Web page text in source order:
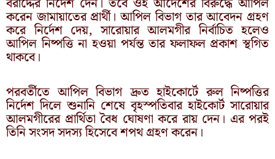
করেন জামায়াতের প্রার্থী। আপিল বিভাগ তার আবেদন গ্রহণ
করে নির্দেশ দেয়, সারোয়ার আলমগীর নির্বাচিত হলেও
আপিল নিষ্পত্তি না হওয়া পর্যন্ত তার ফলাফল প্রকাশ স্থগিত
থাকবে।
পরবর্তীতে আপিল বিভাগ দ্রুত হাইকোর্টে রুল নিষ্পত্তির
নির্দেশ দিলে শুনানি শেষে বৃহস্পতিবার হাইকোর্ট সারোয়ার
আলমগীরের প্রার্থিতা বৈধ ঘোষণা করে রায় দেন। এর পরই
তিনি সংসদ সদস্য হিসেবে শপথ গ্রহণ করেন।